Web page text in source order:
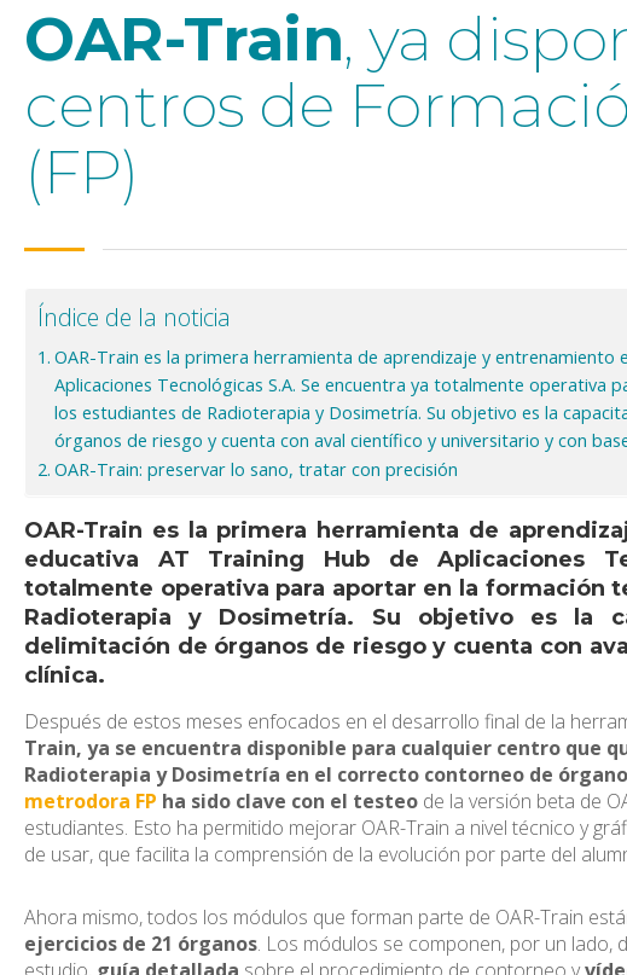
OAR-Train, ya
centros de
(FP)
Índice de la noticia
OAR-Train es la primera herramienta de aprendizaje y
Aplicaciones Tecnológicas S.A. Se encuentra ya totalmente
los estudiantes de Radioterapia y Dosimetría. Su objetivo es la
órganos de riesgo y cuenta con aval científico y universitario y con
OAR-Train: preservar lo sano, tratar con precisión
OAR-Train es la primera herramienta de
educativa AT Training Hub de Aplicaciones
totalmente operativa para aportar en la formación
Radioterapia y Dosimetría. Su objetivo es la
delimitación de órganos de riesgo y cuenta con
clínica.
Después de estos meses enfocados en el desarrollo final de la
Train, ya se encuentra disponible para cualquier centro que
Radioterapia y Dosimetría en el correcto contorneo de
metrodora FP ha sido clave con el testeo de la versión beta de
estudiantes. Esto ha permitido mejorar OAR-Train a nivel técnico y
de usar, que facilita la comprensión de la evolución por parte del
Ahora mismo, todos los módulos que forman parte de OAR-Train
ejercicios de 21 órganos. Los módulos se componen, por un lado,